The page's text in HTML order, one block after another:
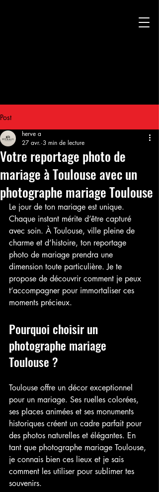
Post
Votre reportage photo de
mariage à Toulouse avec un
photographe mariage Toulouse
herve a
27 avr. 3 min de lecture
Le jour de ton mariage est unique.
Chaque instant mérite d’être capturé
avec soin. À Toulouse, ville pleine de
charme et d’histoire, ton reportage
photo de mariage prendra une
dimension toute particulière. Je te
propose de découvrir comment je peux
t’accompagner pour immortaliser ces
moments précieux.
Pourquoi choisir un
photographe mariage
Toulouse ?
Toulouse offre un décor exceptionnel
pour un mariage. Ses ruelles colorées,
ses places animées et ses monuments
historiques créent un cadre parfait pour
des photos naturelles et élégantes. En
tant que photographe mariage Toulouse,
je connais bien ces lieux et je sais
comment les utiliser pour sublimer tes
souvenirs.